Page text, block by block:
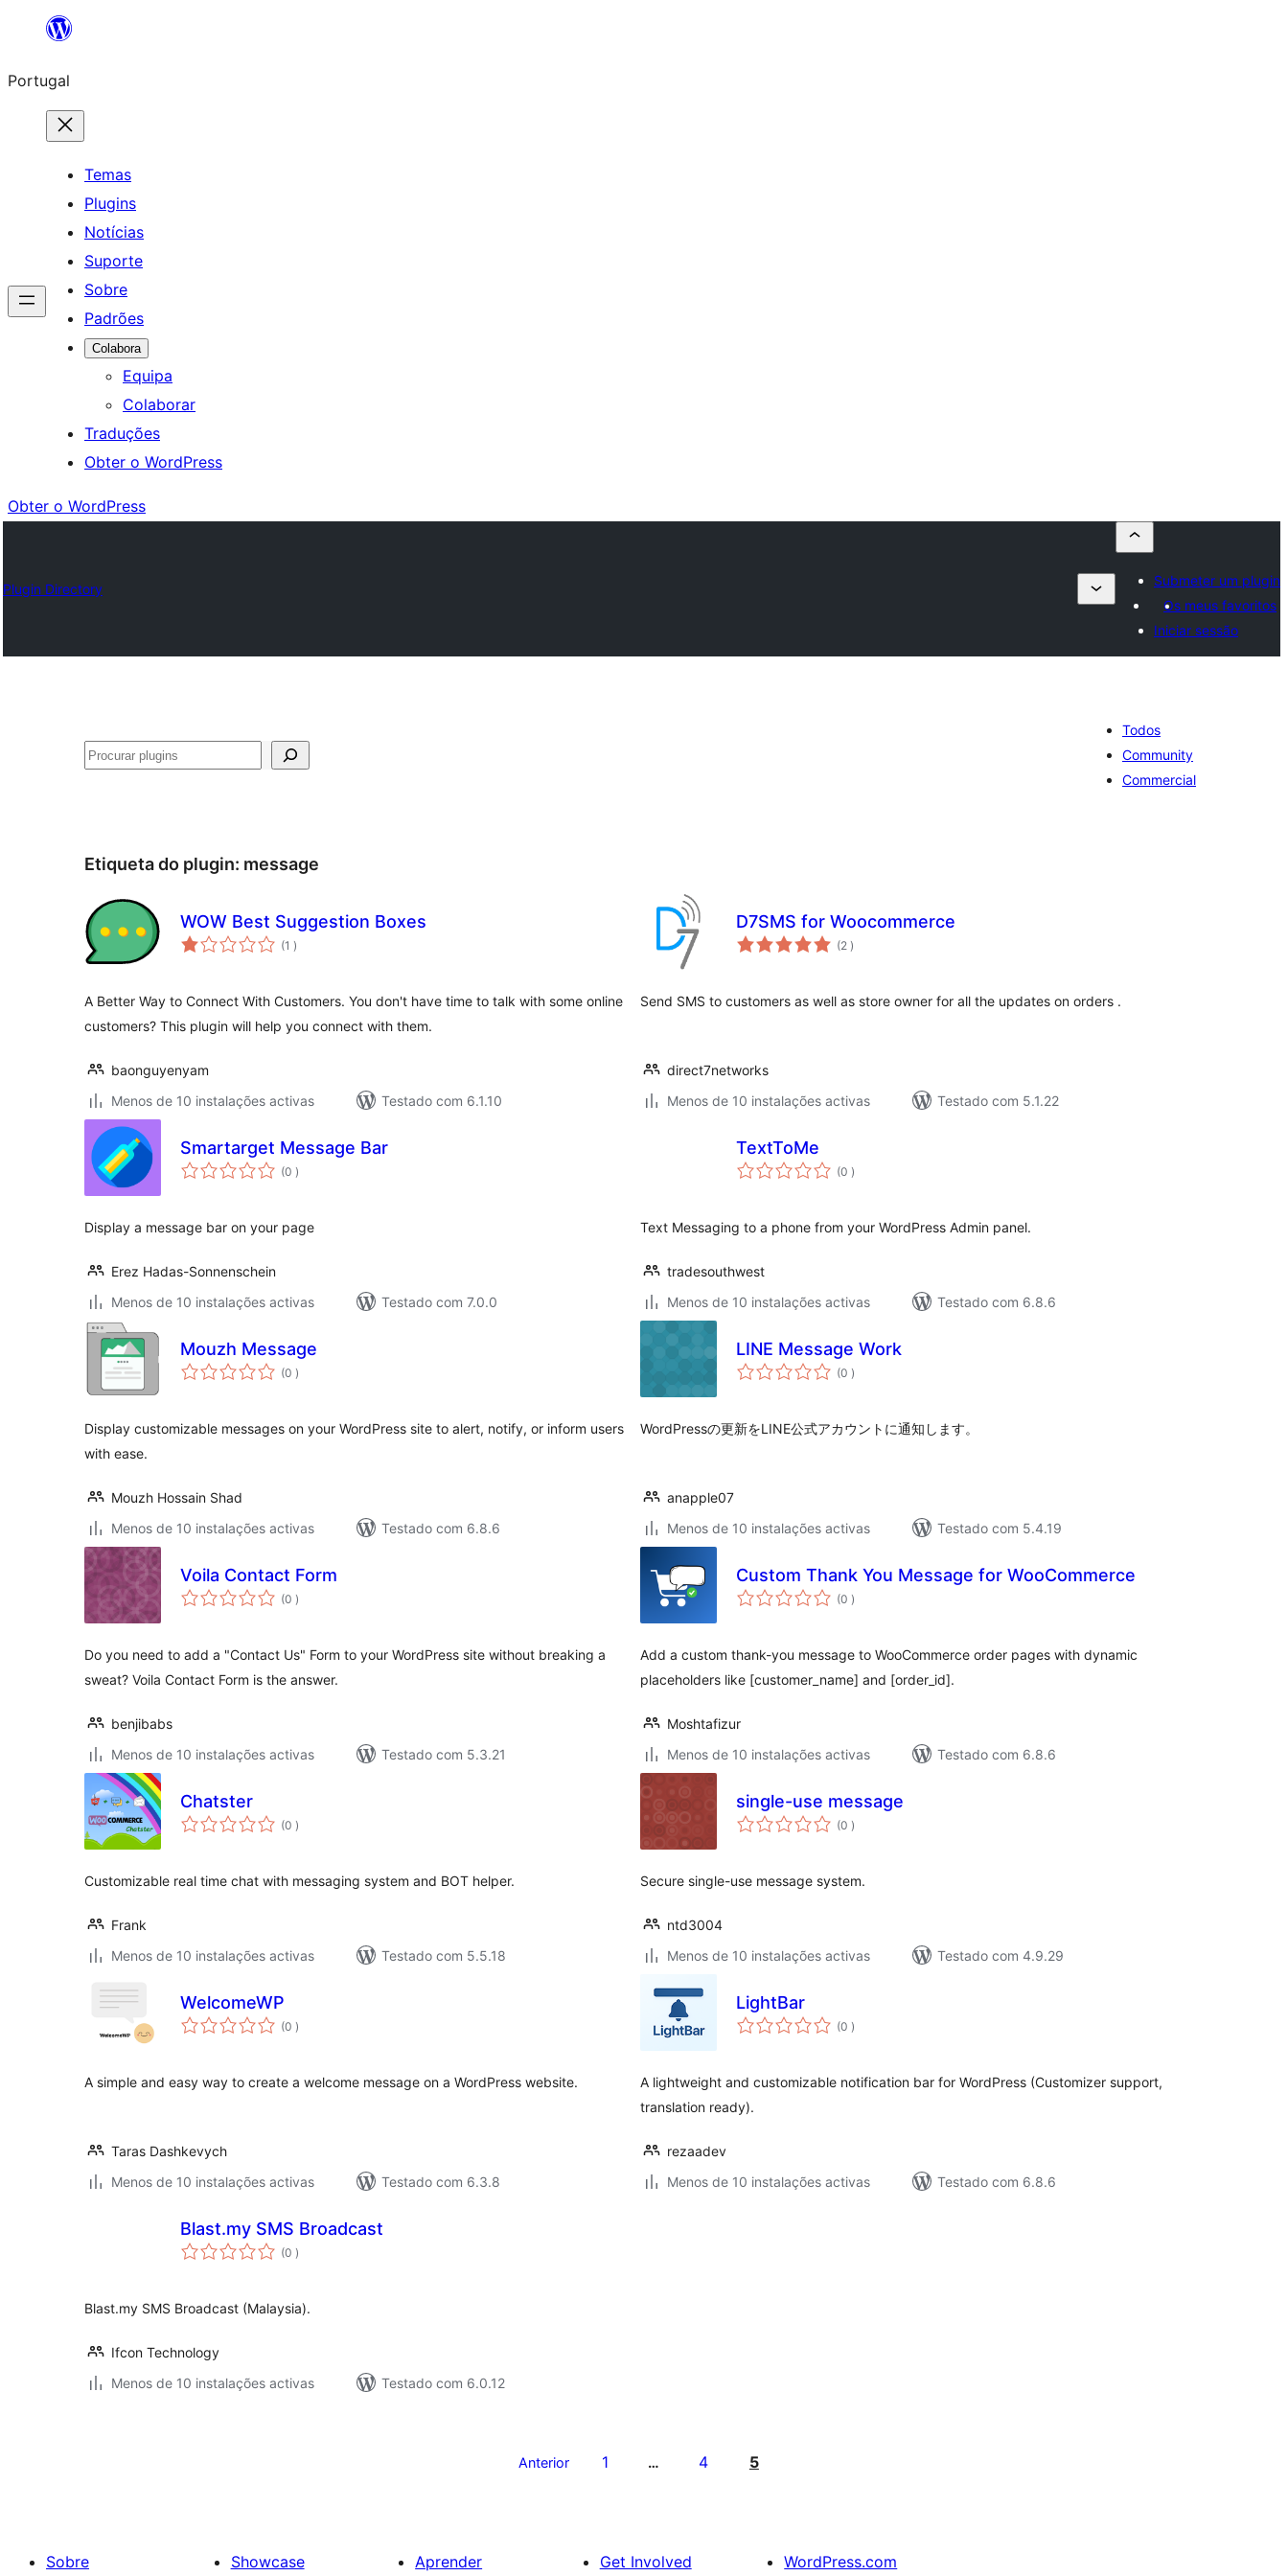
Saltar
o
conteúdo
Portugal
Temas
Plugins
Notícias
Suporte
Sobre
Padrões
Colabora
Equipa
Colaborar
Traduções
Obter o WordPress
Obter o WordPress
Plugin Directory
Submeter um plugin
Os meus favoritos
Iniciar sessão
Pesquisar
Todos
Community
Commercial
Etiqueta do plugin: message
WOW Best Suggestion Boxes
(1 classificações
)
A Better Way to Connect With Customers. You don't have time to talk with some online
customers? This plugin will help you connect with them.
baonguyenyam
Menos de 10 instalações activas
Testado com 6.1.10
D7SMS for Woocommerce
(2 classificações
)
Send SMS to customers as well as store owner for all the updates on orders .
direct7networks
Menos de 10 instalações activas
Testado com 5.1.22
Smartarget Message Bar
(0 classificações
)
Display a message bar on your page
Erez Hadas-Sonnenschein
Menos de 10 instalações activas
Testado com 7.0.0
TextToMe
(0 classificações
)
Text Messaging to a phone from your WordPress Admin panel.
tradesouthwest
Menos de 10 instalações activas
Testado com 6.8.6
Mouzh Message
(0 classificações
)
Display customizable messages on your WordPress site to alert, notify, or inform users
with ease.
Mouzh Hossain Shad
Menos de 10 instalações activas
Testado com 6.8.6
LINE Message Work
(0 classificações
)
WordPressの更新をLINE公式アカウントに通知します。
anapple07
Menos de 10 instalações activas
Testado com 5.4.19
Voila Contact Form
(0 classificações
)
Do you need to add a "Contact Us" Form to your WordPress site without breaking a
sweat? Voila Contact Form is the answer.
benjibabs
Menos de 10 instalações activas
Testado com 5.3.21
Custom Thank You Message for WooCommerce
(0 classificações
)
Add a custom thank-you message to WooCommerce order pages with dynamic
placeholders like [customer_name] and [order_id].
Moshtafizur
Menos de 10 instalações activas
Testado com 6.8.6
Chatster
(0 classificações
)
Customizable real time chat with messaging system and BOT helper.
Frank
Menos de 10 instalações activas
Testado com 5.5.18
single-use message
(0 classificações
)
Secure single-use message system.
ntd3004
Menos de 10 instalações activas
Testado com 4.9.29
WelcomeWP
(0 classificações
)
A simple and easy way to create a welcome message on a WordPress website.
Taras Dashkevych
Menos de 10 instalações activas
Testado com 6.3.8
LightBar
(0 classificações
)
A lightweight and customizable notification bar for WordPress (Customizer support,
translation ready).
rezaadev
Menos de 10 instalações activas
Testado com 6.8.6
Blast.my SMS Broadcast
(0 classificações
)
Blast.my SMS Broadcast (Malaysia).
Ifcon Technology
Menos de 10 instalações activas
Testado com 6.0.12
Anterior 1 … 4 5
Sobre Showcase Aprender Get Involved WordPress.com